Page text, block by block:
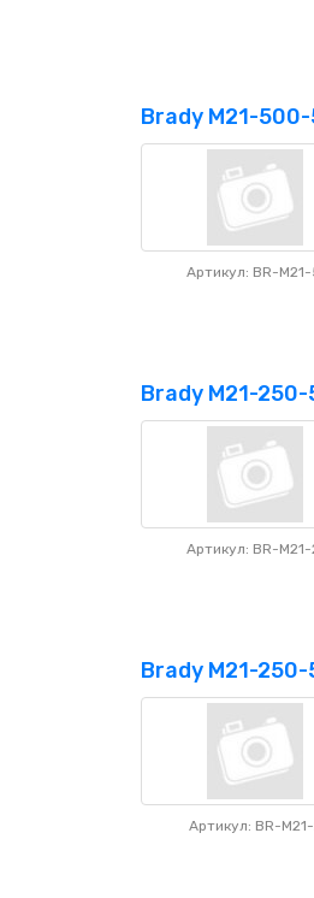
Brady M21-
Артикул: BR-
Brady M21-
Артикул: BR-
Brady M21-
Артикул: BR-